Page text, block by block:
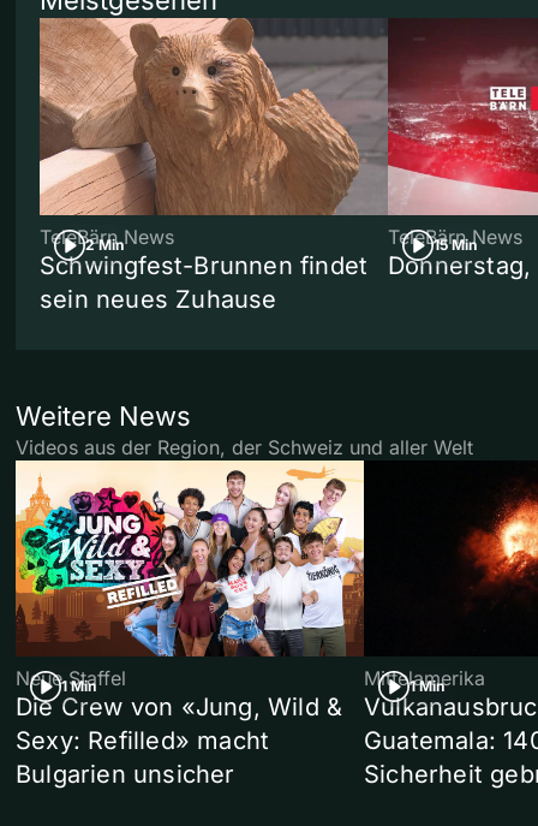
2 Min
TeleBärn News
Schwingfest-Brunnen findet
sein neues Zuhause
15 Min
TeleBärn News
Weitere News
Videos aus der Region, der Schweiz und aller Welt
1 Min
Neue Staffel
Die Crew von «Jung, Wild &
Sexy: Refilled» macht
Bulgarien unsicher
1 Min
Mittelamerika
Guatemala:
Sicherheit